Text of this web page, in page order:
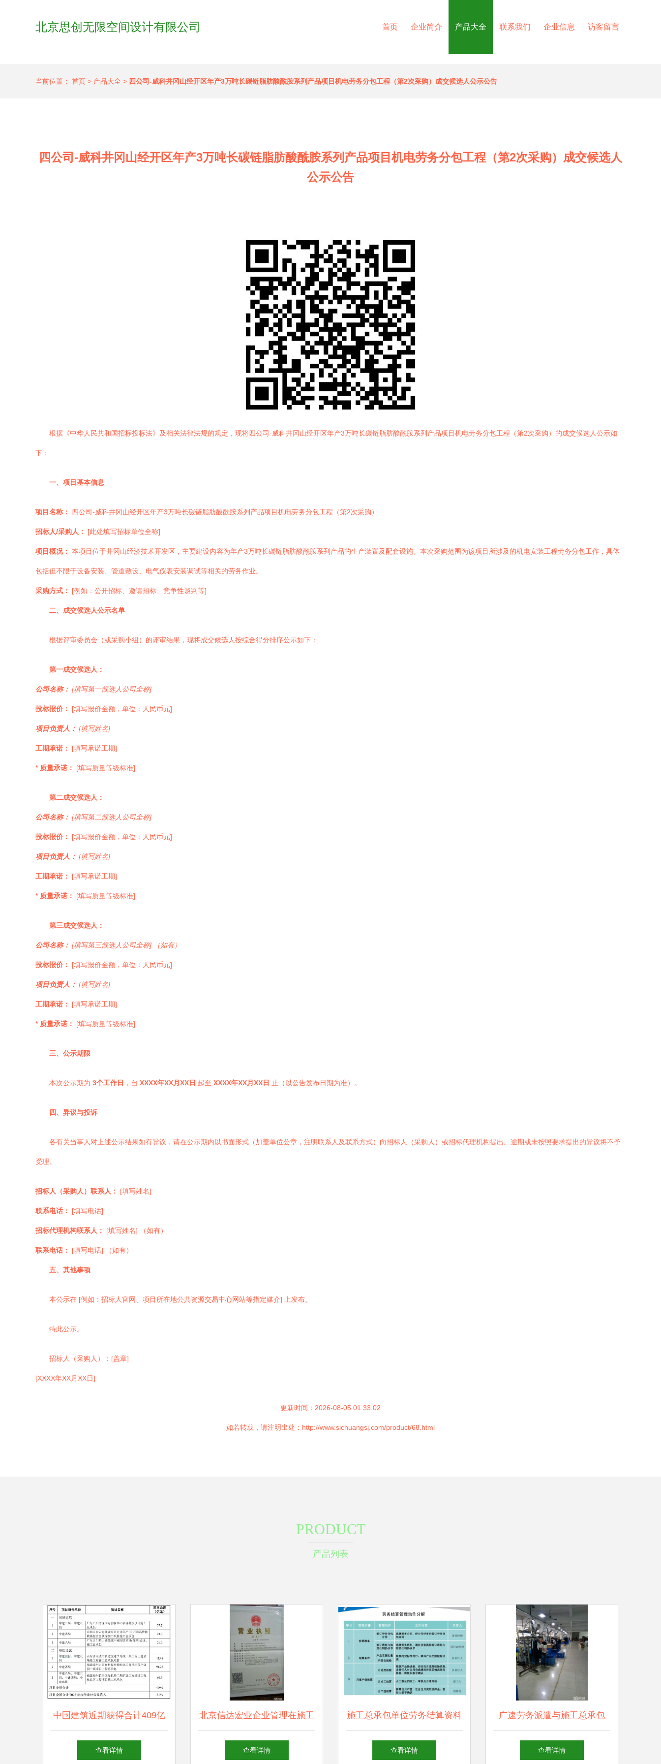
北京思创无限空间设计有限公司 首页 企业简介 产品大全 联系我们 企业信息 访客留言
当前位置： 首页 > 产品大全 > 四公司-威科井冈山经开区年产3万吨长碳链脂肪酸酰胺系列产品项目机电劳务分包工程（第2次采购）成交候选人公示公告
四公司-威科井冈山经开区年产3万吨长碳链脂肪酸酰胺系列产品项目机电劳务分包工程（第2次采购）成交候选人
公示公告
根据《中华人民共和国招标投标法》及相关法律法规的规定，现将四公司-威科井冈山经开区年产3万吨长碳链脂肪酸酰胺系列产品项目机电劳务分包工程（第2次采购）的成交候选人公示如
下：
一、项目基本信息
项目名称： 四公司-威科井冈山经开区年产3万吨长碳链脂肪酸酰胺系列产品项目机电劳务分包工程（第2次采购）
招标人/采购人： [此处填写招标单位全称]
项目概况： 本项目位于井冈山经济技术开发区，主要建设内容为年产3万吨长碳链脂肪酸酰胺系列产品的生产装置及配套设施。本次采购范围为该项目所涉及的机电安装工程劳务分包工作，具体
包括但不限于设备安装、管道敷设、电气仪表安装调试等相关的劳务作业。
采购方式： [例如：公开招标、邀请招标、竞争性谈判等]
二、成交候选人公示名单
根据评审委员会（或采购小组）的评审结果，现将成交候选人按综合得分排序公示如下：
第一成交候选人：
公司名称： [填写第一候选人公司全称]
投标报价： [填写报价金额，单位：人民币元]
项目负责人： [填写姓名]
工期承诺： [填写承诺工期]
* 质量承诺： [填写质量等级标准]
第二成交候选人：
公司名称： [填写第二候选人公司全称]
投标报价： [填写报价金额，单位：人民币元]
项目负责人： [填写姓名]
工期承诺： [填写承诺工期]
* 质量承诺： [填写质量等级标准]
第三成交候选人：
公司名称： [填写第三候选人公司全称] （如有）
投标报价： [填写报价金额，单位：人民币元]
项目负责人： [填写姓名]
工期承诺： [填写承诺工期]
* 质量承诺： [填写质量等级标准]
三、公示期限
本次公示期为 3个工作日 ，自 XXXX年XX月XX日 起至 XXXX年XX月XX日 止（以公告发布日期为准）。
四、异议与投诉
各有关当事人对上述公示结果如有异议，请在公示期内以书面形式（加盖单位公章，注明联系人及联系方式）向招标人（采购人）或招标代理机构提出。逾期或未按照要求提出的异议将不予
受理。
招标人（采购人）联系人： [填写姓名]
联系电话： [填写电话]
招标代理机构联系人： [填写姓名] （如有）
联系电话： [填写电话] （如有）
五、其他事项
本公示在 [例如：招标人官网、项目所在地公共资源交易中心网站等指定媒介] 上发布。
特此公示。
招标人（采购人）：[盖章]
[XXXX年XX月XX日]
更新时间：2026-08-05 01:33:02
如若转载，请注明出处：http://www.sichuangsj.com/product/68.html
PRODUCT
产品列表
中国建筑近期获得合计409亿
元重大项目，劳务分包市场迎
查看详情
北京信达宏业企业管理在施工
总承包中的实践与优势
查看详情
施工总承包单位劳务结算资料
编制与管理指南
查看详情
广速劳务派遣与施工总承包
强强联手打造建筑行业新业态
查看详情